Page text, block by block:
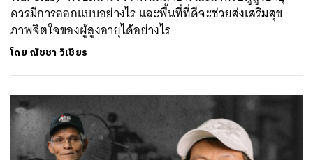
ควรมีการออกแบบอย่างไร และพื้นที่ที่ดีจะช่วยส่งเสริมสุข
ภาพจิตใจของผู้สูงอายุได้อย่างไร
โดย ณัชชา วิเชียร